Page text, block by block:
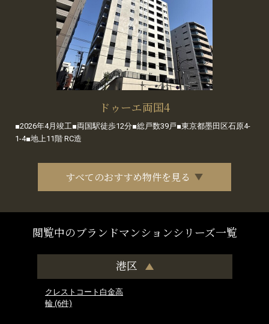
ドゥーエ両国4
■2026年4月竣工■両国駅徒歩12分■総戸数39戸■東京都墨田区石原4-
1-4■地上11階 RC造
すべてのおすすめ物件を見る
閲覧中のブランドマンションシリーズ一覧
港区
クレストコート白金高
輪 (6件)